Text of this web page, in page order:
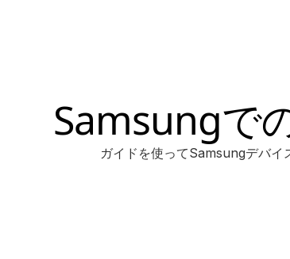
Samsungで
ガイドを使ってSamsungデバイ